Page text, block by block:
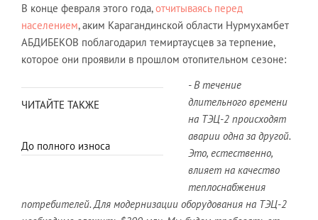
В конце февраля этого года,отчитываясь перед
населением, аким Карагандинской области Нурмухамбет
АБДИБЕКОВ поблагодарил темиртаусцев за терпение,
которое они проявили в прошлом отопительном сезоне:
ЧИТАЙТЕ ТАКЖЕ
До полного износа
- В течение
длительного времени
на ТЭЦ-2 происходят
аварии одна за другой.
Это, естественно,
влияет на качество
теплоснабжения
потребителей. Для модернизации оборудования на ТЭЦ-2